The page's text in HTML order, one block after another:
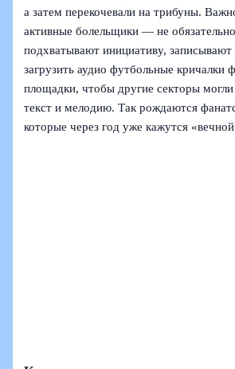
а затем перекочевали на трибуны.
активные болельщики — не
подхватывают инициативу,
загрузить аудио футбольные кричалки
площадки, чтобы другие секторы
текст и мелодию. Так рождаются
которые через год уже кажутся